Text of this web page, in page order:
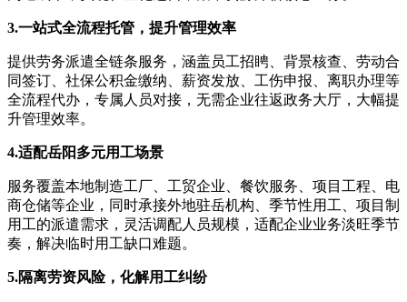
3.一站式全流程托管，提升管理效率
提供劳务派遣全链条服务，涵盖员工招䀻、背景核查、劳动合
同签订、社保公积金缴纳、薪资发放、工伤申报、离职办理等
全流程代办，专属人员对接，无需企业往返政务大厅，大幅提
升管理效率。
4.适配岳阳多元用工场景
服务覆盖本地制造工厂、工贸企业、餐饮服务、项目工程、电
商仓储等企业，同时承接外地驻岳机构、季节性用工、项目制
用工的派遣需求，灵活调配人员规模，适配企业业务淡旺季节
奏，解决临时用工缺口难题。
5.隔离劳资风险，化解用工纠纷